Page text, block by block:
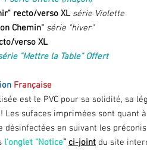
recto/verso XL série Violette
Chemin" série "hiver"
verso XL
"Mettre la Table" Offert
Française
est le PVC pour sa solidité, sa
Les sufaces imprimées sont quant
désinfectées en suivant les
l'onglet "Notice" ci-joint du site